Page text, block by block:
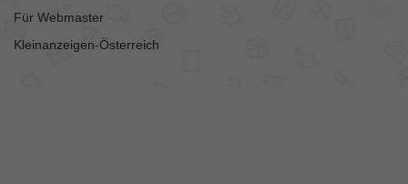
Für Webmaster
Kleinanzeigen-Österreich